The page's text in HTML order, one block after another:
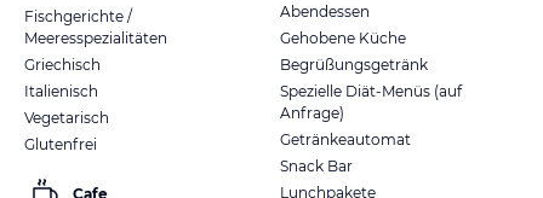
Fischgerichte /
Meeresspezialitäten
Griechisch
Italienisch
Vegetarisch
Glutenfrei
Cafe
Abendessen
Gehobene Küche
Begrüßungsgetränk
Spezielle Diät-Menüs (auf
Anfrage)
Getränkeautomat
Snack Bar
Lunchpakete